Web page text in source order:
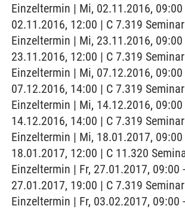
Einzeltermin | Mi, 02.11.2016, 09:00
02.11.2016, 12:00 | C 7.319
Einzeltermin | Mi, 23.11.2016, 09:00
23.11.2016, 12:00 | C 7.319
Einzeltermin | Mi, 07.12.2016, 09:00
07.12.2016, 14:00 | C 7.319
Einzeltermin | Mi, 14.12.2016, 09:00
14.12.2016, 14:00 | C 7.319
Einzeltermin | Mi, 18.01.2017, 09:00
18.01.2017, 12:00 | C 11.320
Einzeltermin | Fr, 27.01.2017, 09:00
27.01.2017, 19:00 | C 7.319
Einzeltermin | Fr, 03.02.2017, 09:00